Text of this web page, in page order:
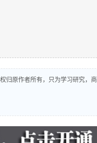
归原作者所有，只为学习研究，商